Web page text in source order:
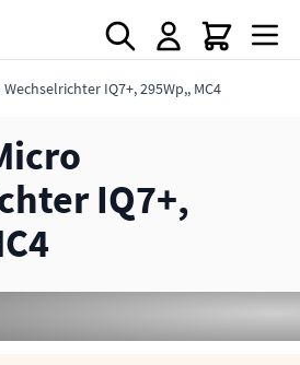
IQ7+, 295Wp,, MC4
IQ7+,